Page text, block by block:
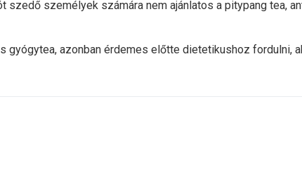
személyek számára nem ajánlatos a pitypang tea,
azonban érdemes előtte dietetikushoz fordulni,